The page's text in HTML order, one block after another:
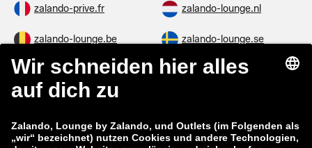
zalando-prive.fr zalando-lounge.nl
zalando-lounge.be zalando-lounge.se
zalando-lounge.fi zalando-lounge.dk
zalando-lounge.co.uk
zalando-prive.es zalando-lounge.cz